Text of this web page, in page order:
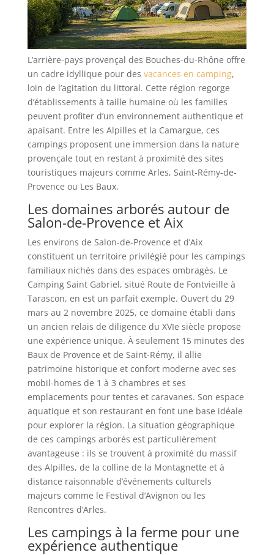
L’arrière-pays provençal des Bouches-du-Rhône offre
un cadre idyllique pour des vacances en camping,
loin de l’agitation du littoral. Cette région regorge
d’établissements à taille humaine où les familles
peuvent profiter d’un environnement authentique et
apaisant. Entre les Alpilles et la Camargue, ces
campings proposent une immersion dans la nature
provençale tout en restant à proximité des sites
touristiques majeurs comme Arles, Saint-Rémy-de-
Provence ou Les Baux.
Les domaines arborés autour de
Salon-de-Provence et Aix
Les environs de Salon-de-Provence et d’Aix
constituent un territoire privilégié pour les campings
familiaux nichés dans des espaces ombragés. Le
Camping Saint Gabriel, situé Route de Fontvieille à
Tarascon, en est un parfait exemple. Ouvert du 29
mars au 2 novembre 2025, ce domaine établi dans
un ancien relais de diligence du XVIe siècle propose
une expérience unique. À seulement 15 minutes des
Baux de Provence et de Saint-Rémy, il allie
patrimoine historique et confort moderne avec ses
mobil-homes de 1 à 3 chambres et ses
emplacements pour tentes et caravanes. Son espace
aquatique et son restaurant en font une base idéale
pour explorer la région. La situation géographique
de ces campings arborés est particulièrement
avantageuse : ils se trouvent à proximité du massif
des Alpilles, de la colline de la Montagnette et à
distance raisonnable d’événements culturels
majeurs comme le Festival d’Avignon ou les
Rencontres d’Arles.
Les campings à la ferme pour une
expérience authentique